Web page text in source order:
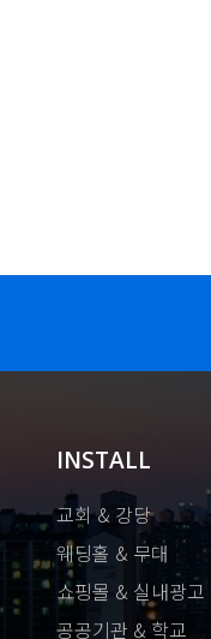
INSTALL
교회 & 강당
웨딩홀 & 무대
쇼핑몰 & 실내광고
공공기관 & 학교